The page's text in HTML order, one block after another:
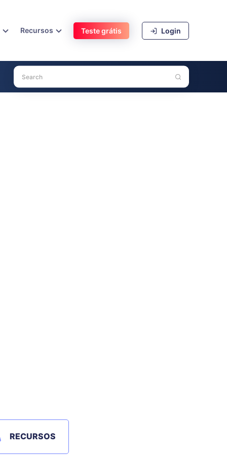
Recursos Teste grátis Login
RECURSOS